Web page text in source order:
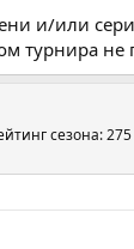
и/или
турнира не
сезона: 275